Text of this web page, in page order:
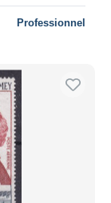
Professionnel